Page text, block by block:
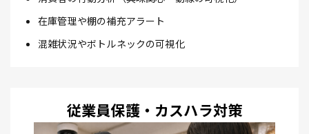
在庫管理や棚の補充アラート
混雑状況やボトルネックの可視化
従業員保護・カスハラ対策